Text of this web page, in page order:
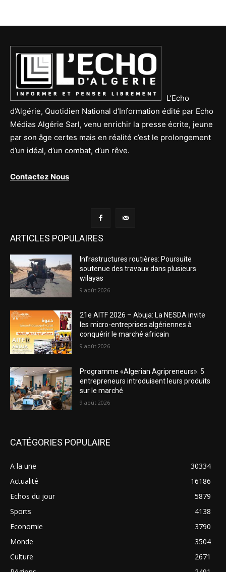
L’Echo
d’Algérie, Quotidien National d’Information édité par Echo
Médias Algérie Sarl, venu enrichir la presse écrite, jeune
par son âge certes mais en réalité c’est le prolongement
d’un idéal, d’un combat, d’un rêve.
Contactez Nous
ARTICLES POPULAIRES
Infrastructures routières: Poursuite
soutenue des travaux dans plusieurs
wilayas
9 août 2026
21e AITF 2026 – Abuja: La NESDA invite
les micro-entreprises algériennes à
conquérir le marché africain
9 août 2026
Programme «Algerian Agripreneurs»: 5
entrepreneurs introduisent leurs produits
sur le marché
9 août 2026
CATÉGORIES POPULAIRE
A la une
30334
Actualité
16186
Echos du jour
5879
Sports
4138
Economie
3790
Monde
3504
Culture
2671